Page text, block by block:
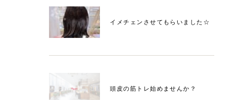
イメチェンさせてもらいました☆
頭皮の筋トレ始めませんか？